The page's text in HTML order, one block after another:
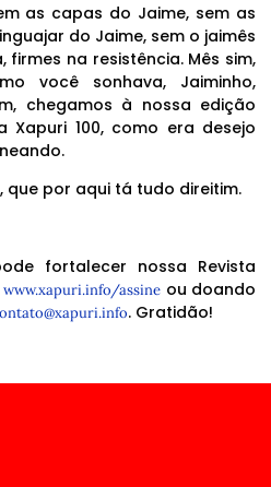
as capas do Jaime, sem as
do Jaime, sem o jaimês
na resistência. Mês sim,
você sonhava, Jaiminho,
chegamos à nossa edição
Xapuri 100, como era desejo
que por aqui tá tudo direitim.
fortalecer nossa Revista
www.xapuri.info/assine ou doando
. Gratidão!